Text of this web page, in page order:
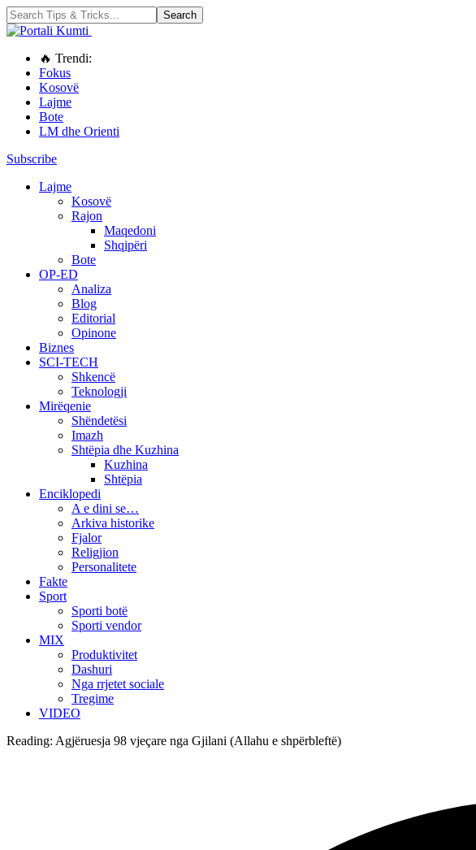
🔥 Trendi:
Fokus
Kosovë
Lajme
Bote
LM dhe Orienti
Subscribe
Lajme
Kosovë
Rajon
Maqedoni
Shqipëri
Bote
OP-ED
Analiza
Blog
Editorial
Opinone
Biznes
SCI-TECH
Shkencë
Teknologji
Mirëqenie
Shëndetësi
Imazh
Shtëpia dhe Kuzhina
Kuzhina
Shtëpia
Enciklopedi
A e dini se…
Arkiva historike
Fjalor
Religjion
Personalitete
Fakte
Sport
Sporti botë
Sporti vendor
MIX
Produktivitet
Dashuri
Nga rrjetet sociale
Tregime
VIDEO
Reading: Agjëruesja 98 vjeçare nga Gjilani (Allahu e shpërbleftë)